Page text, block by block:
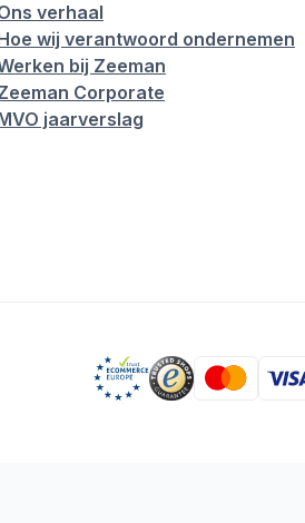
verhaal
wij verantwoord ondernemen
bij Zeeman
Corporate
jaarverslag